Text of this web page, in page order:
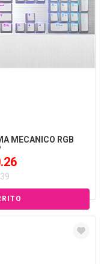
MECANICO RGB